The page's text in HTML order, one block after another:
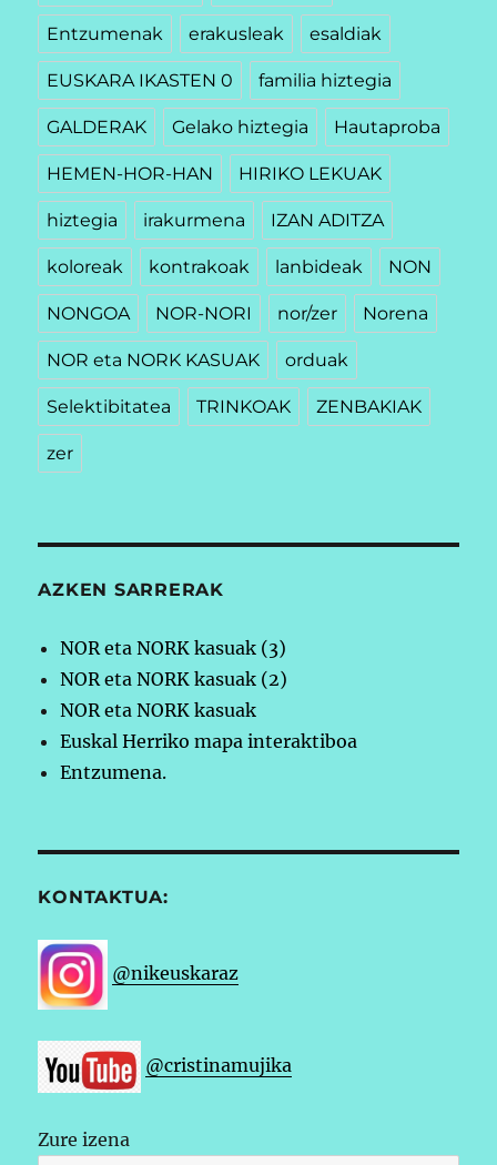
Entzumenak erakusleak esaldiak
EUSKARA IKASTEN 0 familia hiztegia
GALDERAK Gelako hiztegia Hautaproba
HEMEN-HOR-HAN HIRIKO LEKUAK
hiztegia irakurmena IZAN ADITZA
koloreak kontrakoak lanbideak NON
NONGOA NOR-NORI nor/zer Norena
NOR eta NORK KASUAK orduak
Selektibitatea TRINKOAK ZENBAKIAK
zer
AZKEN SARRERAK
NOR eta NORK kasuak (3)
NOR eta NORK kasuak (2)
NOR eta NORK kasuak
Euskal Herriko mapa interaktiboa
Entzumena.
KONTAKTUA:
@nikeuskaraz
@cristinamujika
Zure izena